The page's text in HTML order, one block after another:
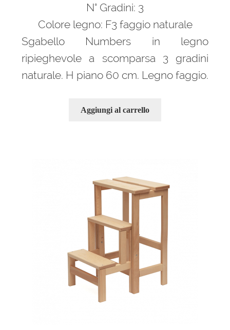
129,00 €.
N° Gradini: 3
Colore legno: F3 faggio naturale
Sgabello Numbers in legno
ripieghevole a scomparsa 3 gradini
naturale. H piano 60 cm. Legno faggio.
Aggiungi al carrello